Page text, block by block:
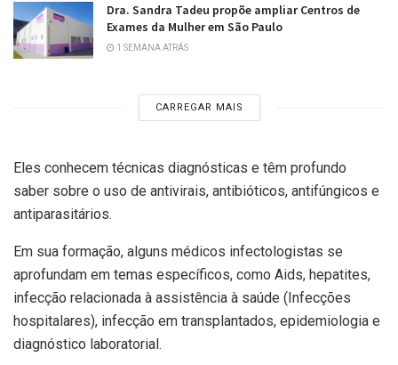
Dra. Sandra Tadeu propõe ampliar Centros de
Exames da Mulher em São Paulo
1 SEMANA ATRÁS
CARREGAR MAIS
Eles conhecem técnicas diagnósticas e têm profundo
saber sobre o uso de antivirais, antibióticos, antifúngicos e
antiparasitários.
Em sua formação, alguns médicos infectologistas se
aprofundam em temas específicos, como Aids, hepatites,
infecção relacionada à assistência à saúde (Infecções
hospitalares), infecção em transplantados, epidemiologia e
diagnóstico laboratorial.